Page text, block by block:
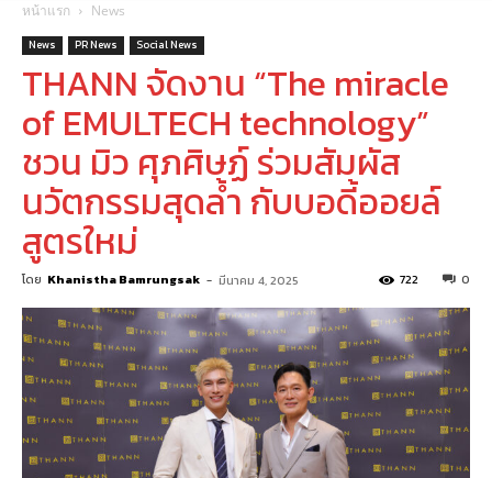
หน้าแรก News
News PR News Social News
THANN จัดงาน “The miracle
of EMULTECH technology”
ชวน มิว ศุภศิษฏ์ ร่วมสัมผัส
นวัตกรรมสุดล้ำ กับบอดี้ออยล์
สูตรใหม่
โดย Khanistha Bamrungsak - มีนาคม 4, 2025 0
722